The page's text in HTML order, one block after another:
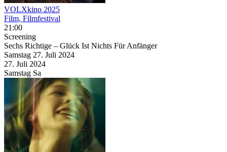
VOLXkino 2025
Film, Filmfestival
21:00
Screening
Sechs Richtige – Glück Ist Nichts Für Anfänger
Samstag 27. Juli 2024
27. Juli 2024
Samstag Sa